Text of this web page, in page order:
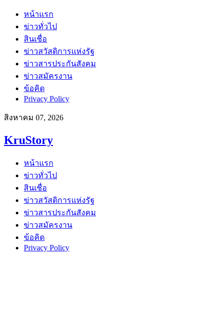
หน้าแรก
ข่าวทั่วไป
สินเชื่อ
ข่าวสวัสดิการแห่งรัฐ
ข่าวสารประกันสังคม
ข่าวสมัครงาน
ข้อคิด
Privacy Policy
สิงหาคม 07, 2026
KruStory
หน้าแรก
ข่าวทั่วไป
สินเชื่อ
ข่าวสวัสดิการแห่งรัฐ
ข่าวสารประกันสังคม
ข่าวสมัครงาน
ข้อคิด
Privacy Policy